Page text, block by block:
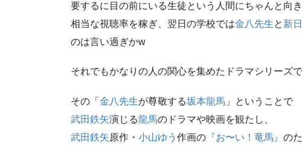
要するに目の前にいる生徒という人間にちゃんと向
相当な視聴率を稼ぎ、翌日の学校では金八先生と 新
のは言い過ぎかw
それでもかなりの人の関心を集めたドラマシリーズで
その「 金八先生が尊敬する坂本龍馬 」ということで
武田鉄矢演じる龍馬のドラマや映画を観たし、
武田鉄矢原作・ 小山ゆう 作画の 『お〜い！竜馬』 の